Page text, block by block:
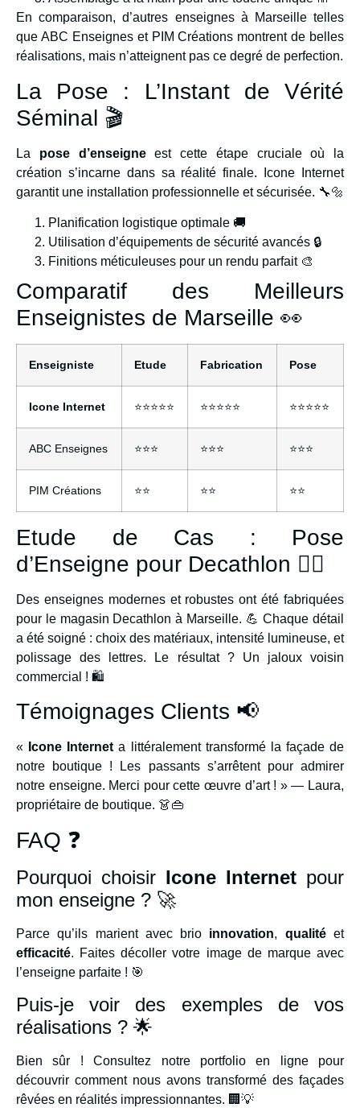
En comparaison, d’autres enseignes à Marseille telles
que ABC Enseignes et PIM Créations montrent de belles
réalisations, mais n’atteignent pas ce degré de perfection.
La Pose : L’Instant de Vérité
Séminal 🎬
La pose d’enseigneest cette étape cruciale où la
création s’incarne dans sa réalité finale. Icone Internet
garantit une installation professionnelle et sécurisée. 🔧🔩
Planification logistique optimale 🚚
Utilisation d’équipements de sécurité avancés 🔒
Finitions méticuleuses pour un rendu parfait 🎨
Comparatif des Meilleurs
Enseignistes de Marseille 👀
Enseigniste Etude Fabrication Pose
Icone Internet ⭐⭐⭐⭐⭐ ⭐⭐⭐⭐⭐ ⭐⭐⭐⭐⭐
ABC Enseignes ⭐⭐⭐ ⭐⭐⭐ ⭐⭐⭐
PIM Créations ⭐⭐ ⭐⭐ ⭐⭐
Etude de Cas : Pose
d’Enseigne pour Decathlon 🏃‍♂️
Des enseignes modernes et robustes ont été fabriquées
pour le magasin Decathlon à Marseille. 💪 Chaque détail
a été soigné : choix des matériaux, intensité lumineuse, et
polissage des lettres. Le résultat ? Un jaloux voisin
commercial ! 🛍️
Témoignages Clients 📢
« Icone Internet a littéralement transformé la façade de
notre boutique ! Les passants s’arrêtent pour admirer
notre enseigne. Merci pour cette œuvre d’art ! » — Laura,
propriétaire de boutique. 👗👜
FAQ ❓
Pourquoi choisir Icone Internet pour
mon enseigne ? 🚀
Parce qu’ils marient avec brio innovation, qualitéet
efficacité. Faites décoller votre image de marque avec
l’enseigne parfaite ! 🎯
Puis-je voir des exemples de vos
réalisations ? 🌟
Bien sûr ! Consultez notre portfolio en ligne pour
découvrir comment nous avons transformé des façades
rêvées en réalités impressionnantes. 🏢💡